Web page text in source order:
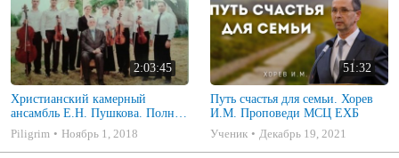
2:03:45
Христианский камерный
ансамбль Е.Н. Пушкова. Полное
собрание
Piligrim Ноябрь 1, 2018
51:32
Путь счастья для семьи. Хорев
И.М. Проповеди МСЦ ЕХБ
Ученик
Декабрь 19, 2021